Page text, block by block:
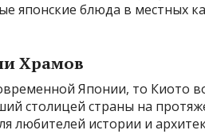
японские блюда в местных
Храмов
Японии, то Киото
столицей страны на
любителей истории и